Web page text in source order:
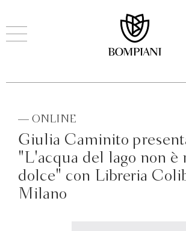
— ONLINE
Giulia Caminito
"L'acqua del lago non è
dolce" con Libreria
Milano